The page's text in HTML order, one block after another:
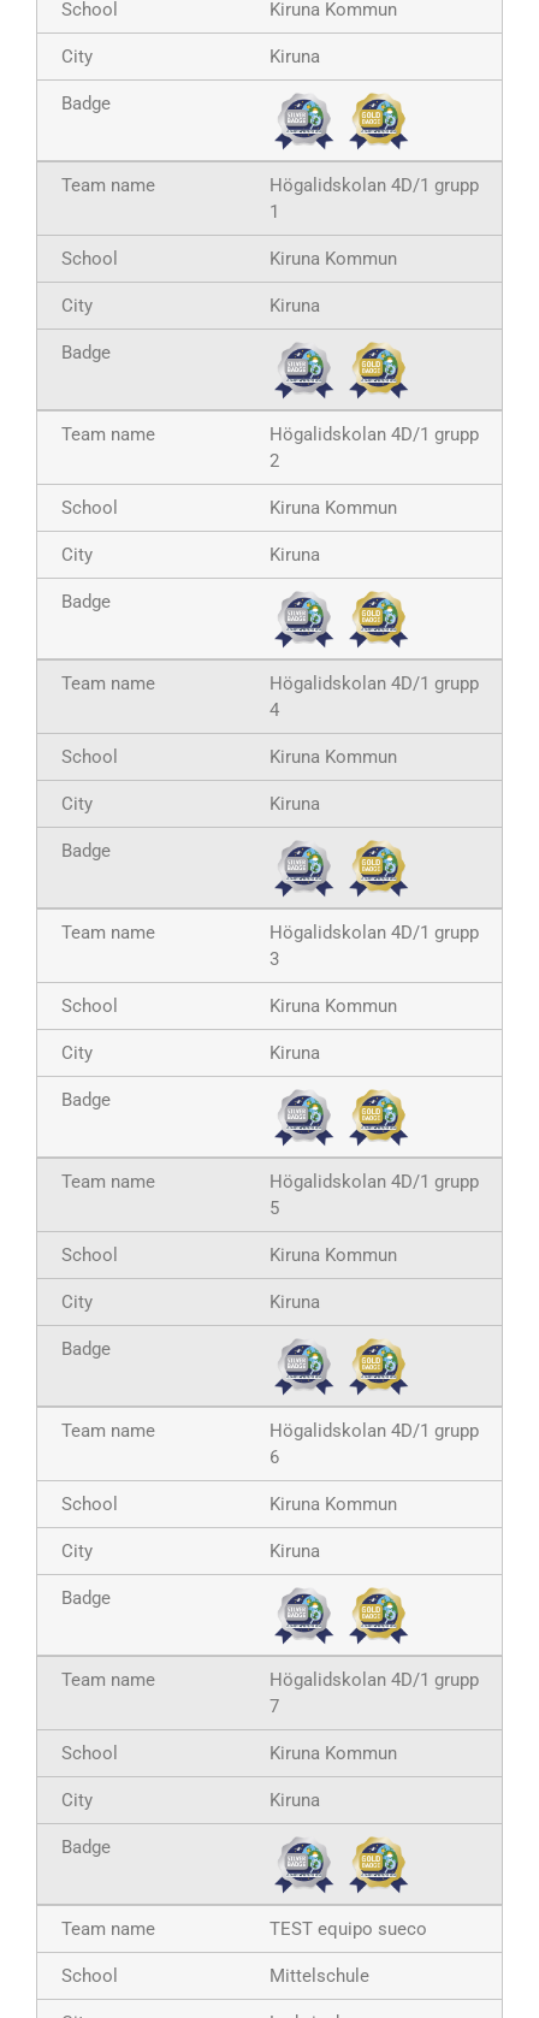
Kiruna Kommun
Kiruna
Högalidskolan 4D/1 grupp
1
Kiruna Kommun
Kiruna
Högalidskolan 4D/1 grupp
2
Kiruna Kommun
Kiruna
Högalidskolan 4D/1 grupp
4
Kiruna Kommun
Kiruna
Högalidskolan 4D/1 grupp
3
Kiruna Kommun
Kiruna
Högalidskolan 4D/1 grupp
5
Kiruna Kommun
Kiruna
Högalidskolan 4D/1 grupp
6
Kiruna Kommun
Kiruna
Högalidskolan 4D/1 grupp
7
Kiruna Kommun
Kiruna
TEST equipo sueco
Mittelschule